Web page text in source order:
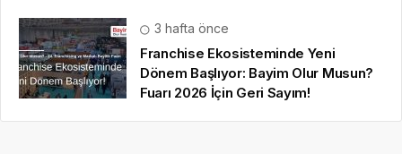
3 hafta önce
Franchise Ekosisteminde Yeni
Dönem Başlıyor: Bayim Olur Musun?
Fuarı 2026 İçin Geri Sayım!